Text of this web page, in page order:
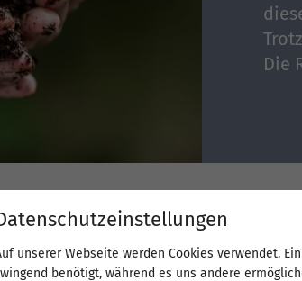
Die
unserer Webseite werden Cookies verwendet.
benötigt, während es uns andere